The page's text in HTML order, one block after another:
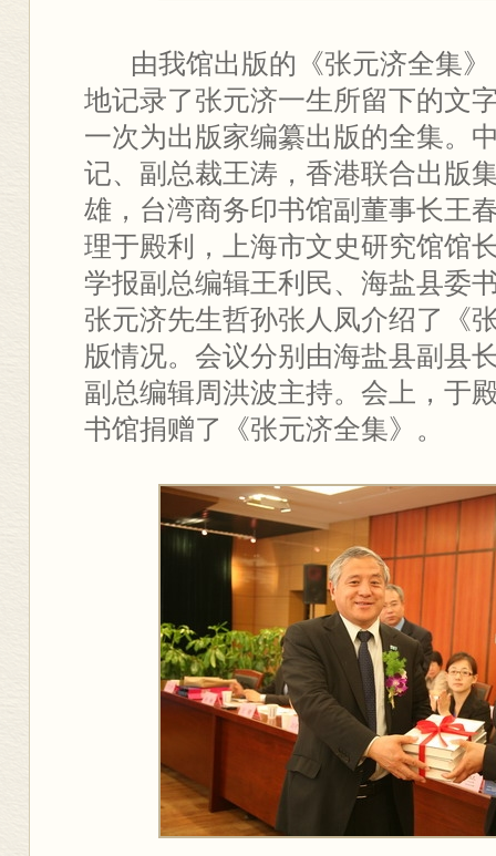
由我馆出版的《张元济全集》
地记录了张元济一生所留下的文
一次为出版家编纂出版的全集。
记、副总裁王涛，香港联合出版
雄，台湾商务印书馆副董事长王
理于殿利，上海市文史研究馆馆
学报副总编辑王利民、海盐县委
张元济先生哲孙张人凤介绍了《
版情况。会议分别由海盐县副县
副总编辑周洪波主持。会上，于
书馆捐赠了《张元济全集》。